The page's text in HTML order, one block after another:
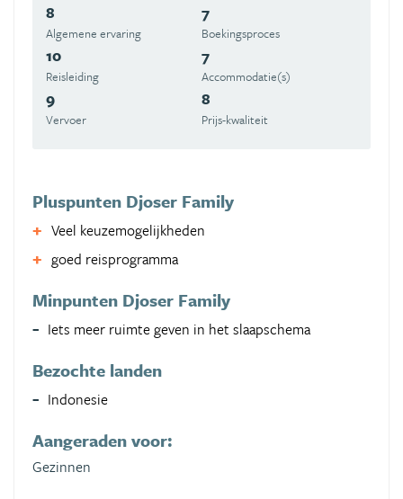
8
Algemene ervaring
7
Boekingsproces
10
Reisleiding
7
Accommodatie(s)
9
Vervoer
8
Prijs-kwaliteit
Pluspunten Djoser Family
Veel keuzemogelijkheden
goed reisprogramma
Minpunten Djoser Family
Iets meer ruimte geven in het slaapschema
Bezochte landen
Indonesie
Aangeraden voor:
Gezinnen